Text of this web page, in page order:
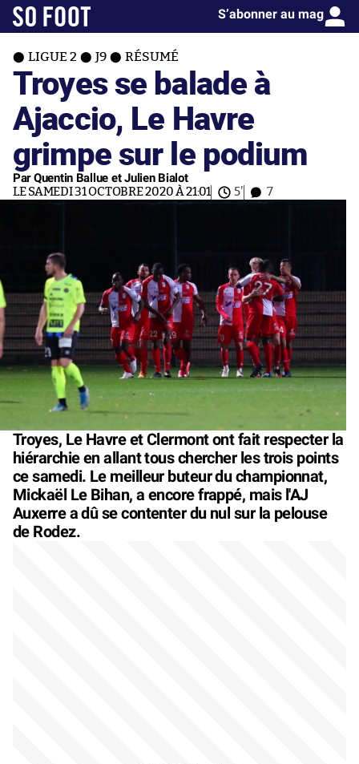
S’abonner au mag
LIGUE 2 J9 RÉSUMÉ
Troyes se balade à
Ajaccio, Le Havre
grimpe sur le podium
Par Quentin Ballue et Julien Bialot
LE SAMEDI 31 OCTOBRE 2020 À 21:01 5' 7
Troyes, Le Havre et Clermont ont fait respecter la
hiérarchie en allant tous chercher les trois points
ce samedi. Le meilleur buteur du championnat,
Mickaël Le Bihan, a encore frappé, mais l'AJ
Auxerre a dû se contenter du nul sur la pelouse
de Rodez.